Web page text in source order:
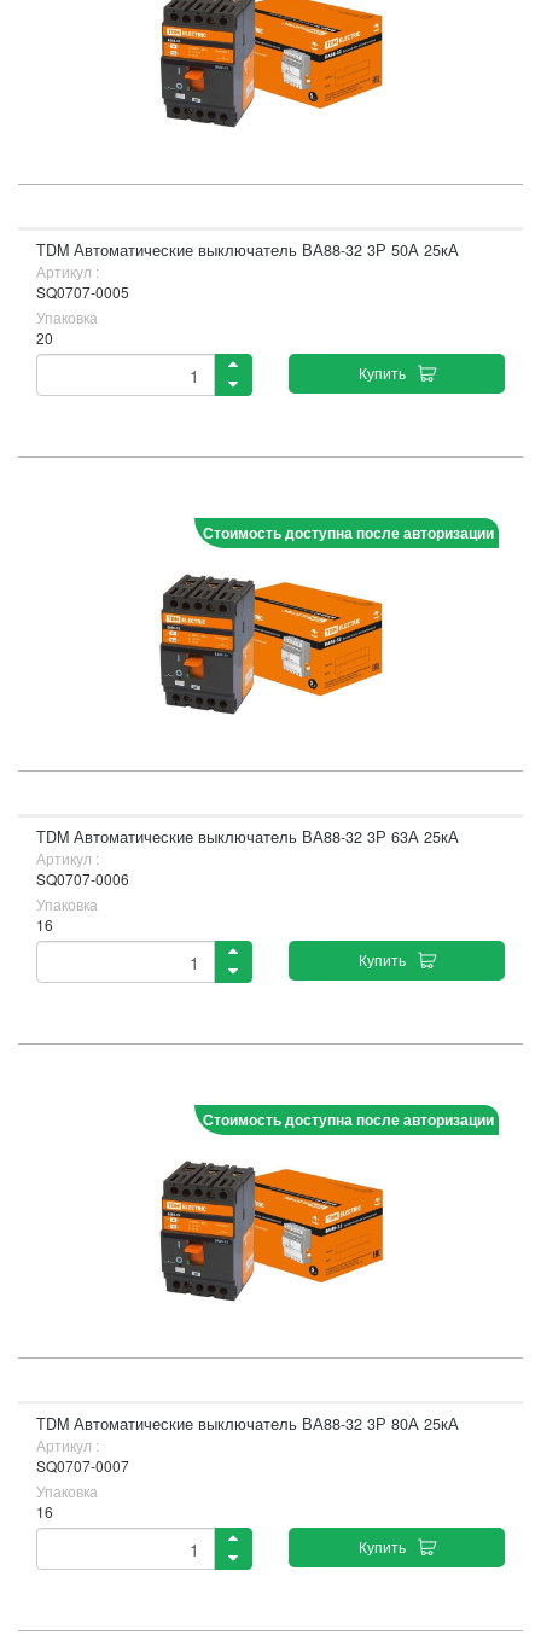
TDM Автоматические выключатель ВА88-32 3Р 50А 25кА
Артикул :
SQ0707-0005
Упаковка
20
Купить
Стоимость доступна после авторизации
TDM Автоматические выключатель ВА88-32 3Р 63А 25кА
Артикул :
SQ0707-0006
Упаковка
16
Купить
Стоимость доступна после авторизации
TDM Автоматические выключатель ВА88-32 3Р 80А 25кА
Артикул :
SQ0707-0007
Упаковка
16
Купить